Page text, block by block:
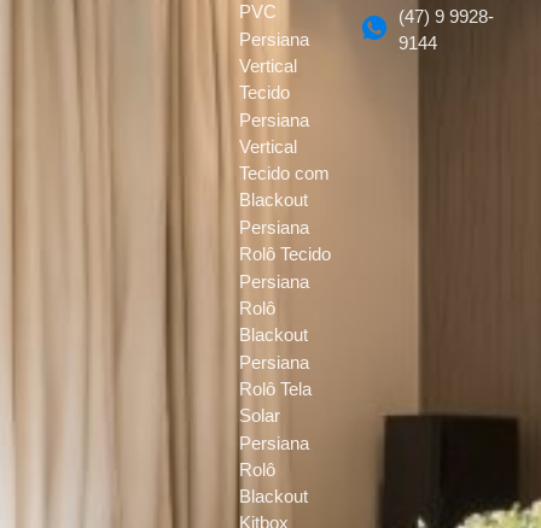
PVC
Persiana
Vertical
Tecido
Persiana
Vertical
Tecido com
Blackout
Persiana
Rolô Tecido
Persiana
Rolô
Blackout
Persiana
Rolô Tela
Solar
Persiana
Rolô
Blackout
Kitbox
(47) 9 9928-
9144